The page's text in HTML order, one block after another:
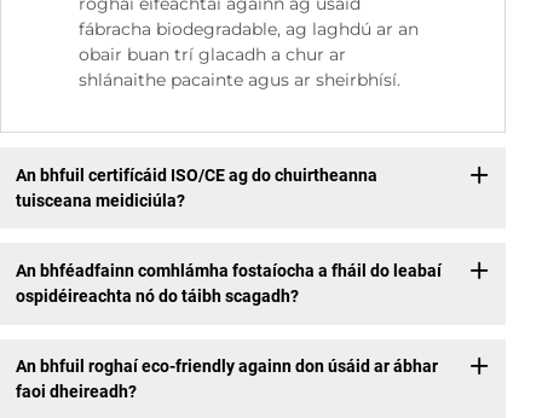
fábracha biodegradable, ag laghdú ar an
obair buan trí glacadh a chur ar
shlánaithe pacainte agus ar sheirbhísí.
An bhfuil certifícáid ISO/CE ag do chuirtheanna
tuisceana meidiciúla?
An bhféadfainn comhlámha fostaíocha a fháil do leabaí
ospidéireachta nó do táibh scagadh?
An bhfuil roghaí eco-friendly againn don úsáid ar ábhar
faoi dheireadh?